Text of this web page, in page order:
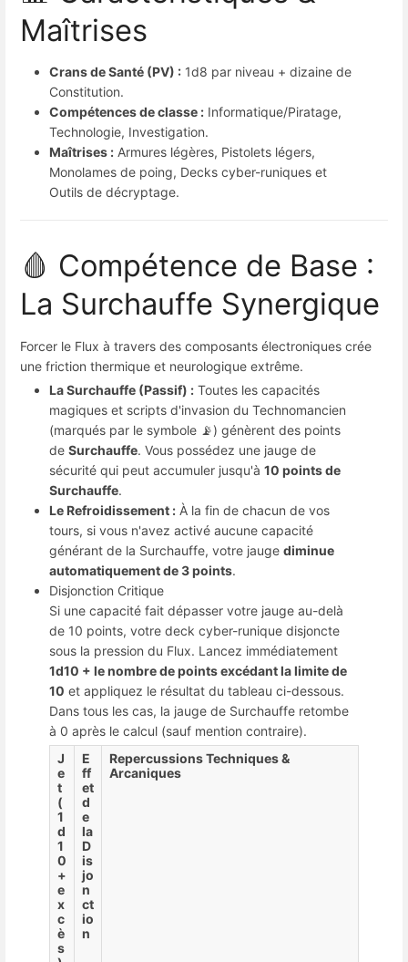
Maîtrises
Crans de Santé (PV) : 1d8 par niveau + dizaine de
Constitution.
Compétences de classe : Informatique/Piratage,
Technologie, Investigation.
Maîtrises : Armures légères, Pistolets légers,
Monolames de poing, Decks cyber-runiques et
Outils de décryptage.
🩸 Compétence de Base :
La Surchauffe Synergique
Forcer le Flux à travers des composants électroniques crée
une friction thermique et neurologique extrême.
La Surchauffe (Passif) : Toutes les capacités
magiques et scripts d'invasion du Technomancien
(marqués par le symbole 📡) génèrent des points
de Surchauffe. Vous possédez une jauge de
sécurité qui peut accumuler jusqu'à 10 points de
Surchauffe.
Le Refroidissement : À la fin de chacun de vos
tours, si vous n'avez activé aucune capacité
générant de la Surchauffe, votre jauge diminue
automatiquement de 3 points.
Disjonction Critique
Si une capacité fait dépasser votre jauge au-delà
de 10 points, votre deck cyber-runique disjoncte
sous la pression du Flux. Lancez immédiatement
1d10 + le nombre de points excédant la limite de
10 et appliquez le résultat du tableau ci-dessous.
Dans tous les cas, la jauge de Surchauffe retombe
à 0 après le calcul (sauf mention contraire).
J
e
t
(
1
d
1
0
+
e
x
c
è
s
E
ff
et
d
e
la
D
is
jo
n
ct
io
n
Repercussions Techniques &
Arcaniques